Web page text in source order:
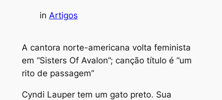
in Artigos
A cantora norte-americana volta feminista
em “Sisters Of Avalon”; canção título é “um
rito de passagem”
Cyndi Lauper tem um gato preto. Sua